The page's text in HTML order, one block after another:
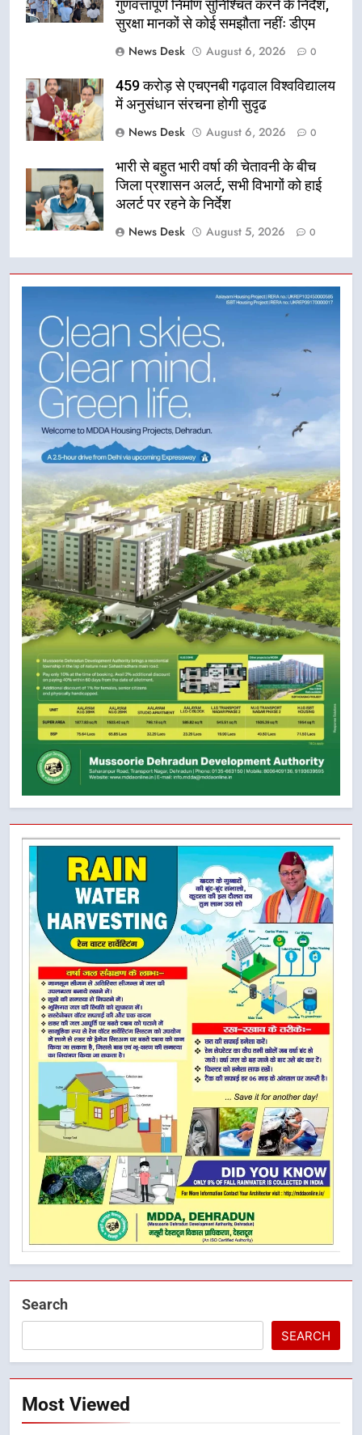
गुणवत्तापूर्ण निर्माण सुनिश्चित करने के निर्देश,
सुरक्षा मानकों से कोई समझौता नहींः डीएम
News Desk
August 6, 2026 0
459 करोड़ से एचएनबी गढ़वाल विश्वविद्यालय
में अनुसंधान संरचना होगी सुदृढ
News Desk
August 6, 2026 0
भारी से बहुत भारी वर्षा की चेतावनी के बीच
जिला प्रशासन अलर्ट, सभी विभागों को हाई
अलर्ट पर रहने के निर्देश
News Desk
August 5, 2026 0
Search
SEARCH
Most Viewed